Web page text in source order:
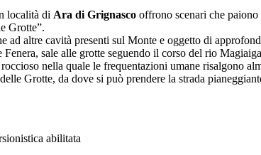
località di Ara di Grignasco offrono scenari che paiono
Grotte”.
ad altre cavità presenti sul Monte e oggetto di
sale alle grotte seguendo il corso del rio
nella quale le frequentazioni umane risalgono
Grotte, da dove si può prendere la strada
abilitata